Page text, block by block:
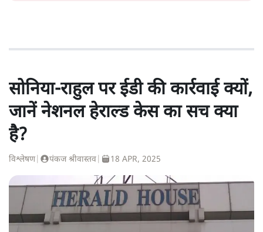
सोनिया-राहुल पर ईडी की कार्रवाई क्यों,
जानें नेशनल हेराल्ड केस का सच क्या
है?
विश्लेषण| पंकज श्रीवास्तव 18 APR, 2025